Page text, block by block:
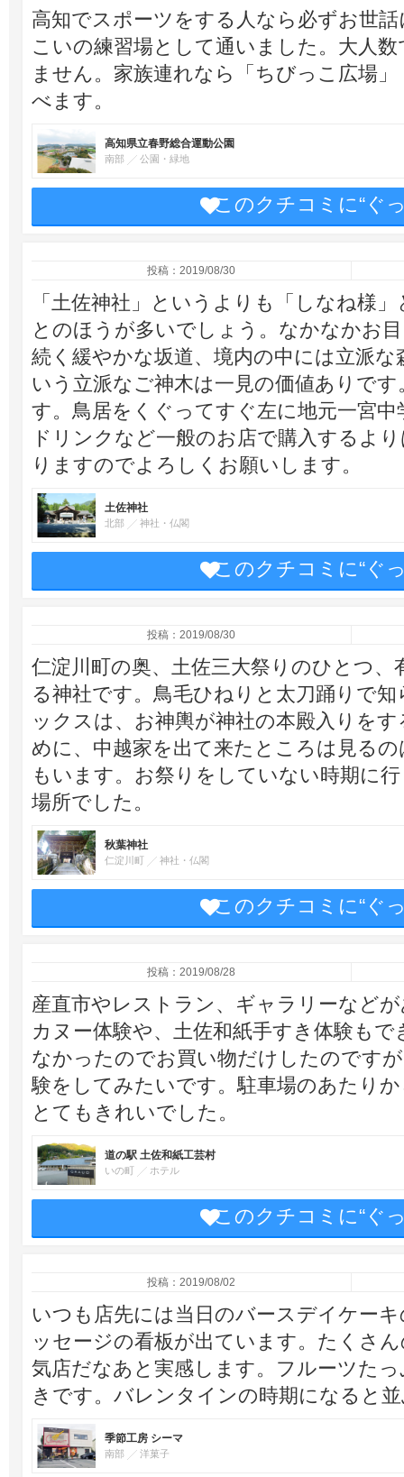
高知でスポーツをする人なら必ずお世
こいの練習場として通いました。大人
ません。家族連れなら「ちびっこ広場
べます。
高知県立春野総合運動公園
南部 公園・緑地
このクチコミに“ぐ
投稿：2019/08/30
「土佐神社」というよりも「しなね様
とのほうが多いでしょう。なかなかお
続く緩やかな坂道、境内の中には立派
いう立派なご神木は一見の価値ありで
す。鳥居をくぐってすぐ左に地元一宮
ドリンクなど一般のお店で購入するよ
りますのでよろしくお願いします。
土佐神社
北部 神社・仏閣
このクチコミに“ぐ
投稿：2019/08/30
仁淀川町の奥、土佐三大祭りのひとつ
る神社です。鳥毛ひねりと太刀踊りで
ックスは、お神輿が神社の本殿入りを
めに、中越家を出て来たところは見る
もいます。お祭りをしていない時期に
場所でした。
秋葉神社
仁淀川町 神社・仏閣
このクチコミに“ぐ
投稿：2019/08/28
産直市やレストラン、ギャラリーなど
カヌー体験や、土佐和紙手すき体験も
なかったのでお買い物だけしたのです
験をしてみたいです。駐車場のあたり
とてもきれいでした。
道の駅 土佐和紙工芸村
いの町 ホテル
このクチコミに“ぐ
投稿：2019/08/02
いつも店先には当日のバースデイケー
ッセージの看板が出ています。たくさ
気店だなあと実感します。フルーツた
きです。バレンタインの時期になると
季節工房 シーマ
南部 洋菓子